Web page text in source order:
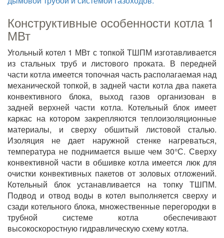
Конструктивные особенности котла 1
МВт
Угольный котел 1 МВт с топкой ТШПМ изготавливается
из стальных труб и листового проката. В передней
части котла имеется топочная часть располагаемая над
механической топкой, в задней части котла два пакета
конвективного блока, выход газов организован в
задней верхней части котла. Котельный блок имеет
каркас на котором закрепляются теплоизоляционные
материалы, и сверху обшитый листовой сталью.
Изоляция не дает наружной стенке нагреваться,
температура не поднимается выше чем 30°С. Сверху
конвективной части в обшивке котла имеется люк для
очистки конвективных пакетов от золовых отложений.
Котельный блок устанавливается на топку ТШПМ.
Подвод и отвод воды в котел выполняется сверху и
сзади котельного блока, множественные перегородки в
трубной системе котла обеспечивают
высокоскоростную гидравлическую схему котла.